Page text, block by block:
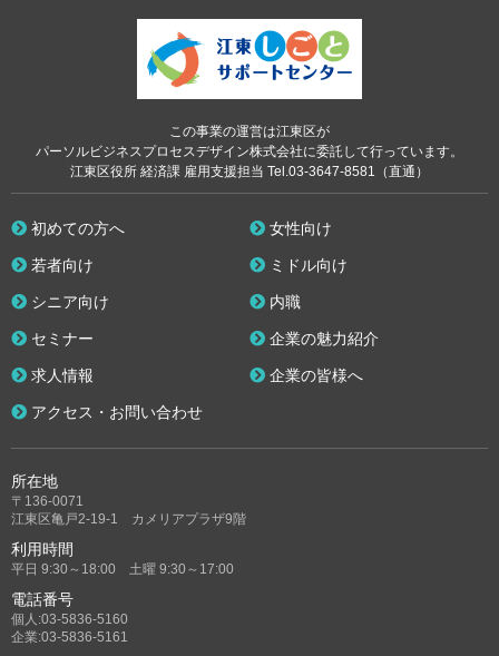
この事業の運営は江東区が
パーソルビジネスプロセスデザイン株式会社に委託して行っています。
江東区役所 経済課 雇用支援担当 Tel.03-3647-8581（直通）
所在地
〒136-0071
江東区亀戸2-19-1 カメリアプラザ9階
利用時間
平日 9:30～18:00 土曜 9:30～17:00
電話番号
個人:03-5836-5160
企業:03-5836-5161
初めての方へ 女性向け
若者向け ミドル向け
シニア向け 内職
セミナー 企業の魅力紹介
求人情報 企業の皆様へ
アクセス・お問い合わせ